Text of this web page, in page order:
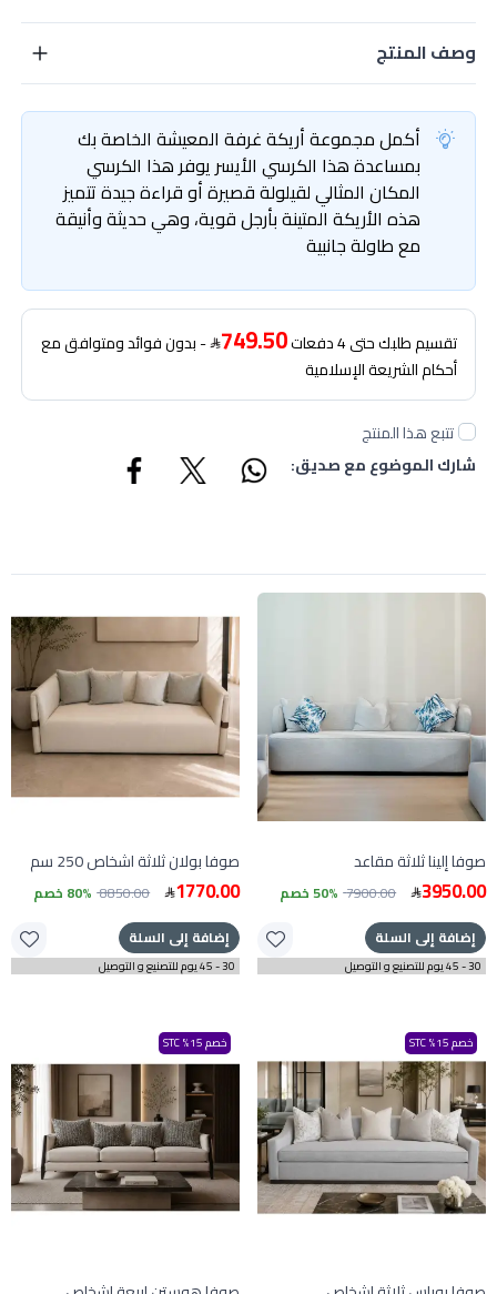
وصف المنتج
أكمل مجموعة أريكة غرفة المعيشة الخاصة بك
بمساعدة هذا الكرسي الأيسر يوفر هذا الكرسي
المكان المثالي لقيلولة قصيرة أو قراءة جيدة تتميز
هذه الأريكة المتينة بأرجل قوية، وهي حديثة وأنيقة
مع طاولة جانبية
تقسيم طلبك حتى 4 دفعات 749.50 - بدون فوائد ومتوافق مع
أحكام الشريعة الإسلامية
تتبع هذا المنتج
شارك الموضوع مع صديق:
صوفا إلينا ثلاثة مقاعد
3950.00
7900.00 50% خصم
إضافة إلى السلة
30 - 45 يوم للتصنيع و التوصيل
صوفا بولان ثلاثة اشخاص 250 سم
1770.00
8850.00 80% خصم
إضافة إلى السلة
30 - 45 يوم للتصنيع و التوصيل
خصم 15% STC خصم 15% STC